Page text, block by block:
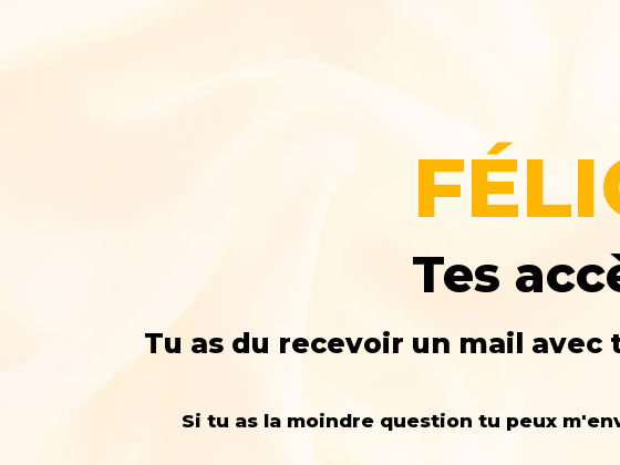
Tes
Tu as du recevoir un mail
Si tu as la moindre question tu peux